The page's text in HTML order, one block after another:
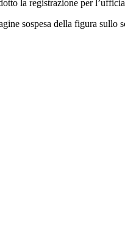
la registrazione per
sospesa della figura